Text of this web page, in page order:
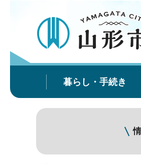
暮らし・手続き